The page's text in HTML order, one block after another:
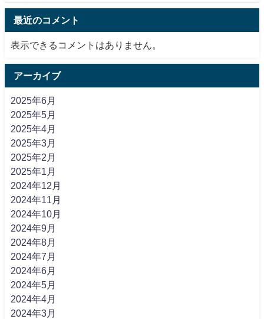
最近のコメント
表示できるコメントはありません。
アーカイブ
2025年6月
2025年5月
2025年4月
2025年3月
2025年2月
2025年1月
2024年12月
2024年11月
2024年10月
2024年9月
2024年8月
2024年7月
2024年6月
2024年5月
2024年4月
2024年3月